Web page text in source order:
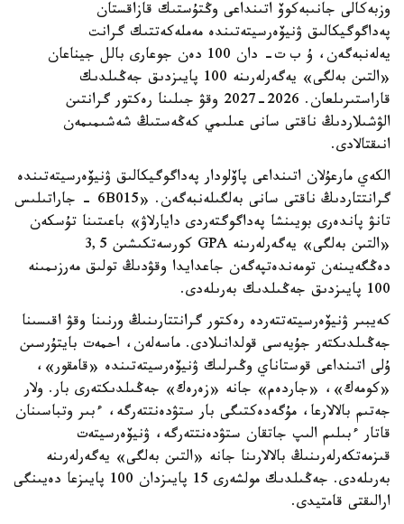
وزبەكالى جانىبەكوۆ اتىنداعى وڭتۇستىك قازاقستان
پەداگوگيكالىق ۋنيۆەرسيتەتىندە مەملەكەتتىك گرانت
يەلەنبەگەن، ۇ ب ت- دان 100 دەن جوعارى بالل جيناعان
«التىن بەلگى» يەگەرلەرىنە 100 پايىزدىق جەڭىلدىك
قاراستىرىلعان. 2026-2027 وقۋ جىلىنا رەكتور گرانتىن
الۋشىلاردىڭ ناقتى سانى عىلىمي كەڭەستىڭ شەشىمىمەن
انىقتالادى.
الكەي مارعۇلان اتىنداعى پاۆلودار پەداگوگيكالىق ۋنيۆەرسيتەتىندە
گرانتتاردىڭ ناقتى سانى بەلگىلەنبەگەن. «6B015 - جاراتىلىس
تانۋ پاندەرى بويىنشا پەداگوگتەردى دايارلاۋ» باعىتىنا تۇسكەن
«التىن بەلگى» يەگەرلەرىنە GPA كورسەتكىشىن 3,5
دەڭگەيىنەن تومەندەتپەگەن جاعدايدا وقۋدىڭ تولىق مەرزىمىنە
100 پايىزدىق جەڭىلدىك بەرىلەدى.
كەيبىر ۋنيۆەرسيتەتتەردە رەكتور گرانتتارىنىڭ ورنىنا وقۋ اقىسىنا
جەڭىلدىكتەر جۇيەسى قولدانىلادى. ماسەلەن، احمەت بايتۇرسىن
ۇلى اتىنداعى قوستاناي وڭىرلىك ۋنيۆەرسيتەتىندە «قامقور»،
«كومەك»، «جاردەم» جانە «زەرەك» جەڭىلدىكتەرى بار. ولار
جەتىم بالالارعا، مۇگەدەكتىگى بار ستۋدەنتتەرگە، ءبىر وتباسىنان
قاتار ءبىلىم الىپ جاتقان ستۋدەنتتەرگە، ۋنيۆەرسيتەت
قىزمەتكەرلەرىنىڭ بالالارىنا جانە «التىن بەلگى» يەگەرلەرىنە
بەرىلەدى. جەڭىلدىك مولشەرى 15 پايىزدان 100 پايىزعا دەيىنگى
ارالىقتى قامتيدى.